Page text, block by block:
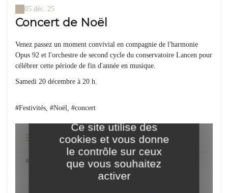
05 déc. 25
Concert de Noël
Venez passez un moment convivial en compagnie de l'harmonie
Opus 92 et l'orchestre de second cycle du conservatoire Lancen pour
célébrer cette période de fin d'année en musique.
Samedi 20 décembre à 20 h.
#Festivités, #Noël, #concert